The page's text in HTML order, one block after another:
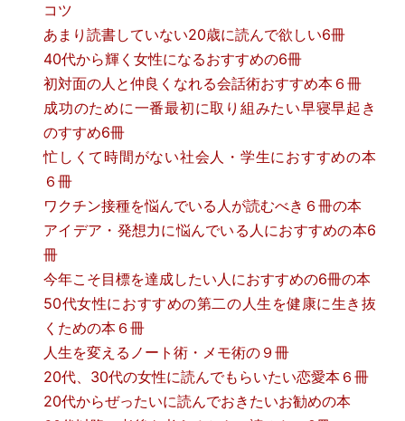
コツ
あまり読書していない20歳に読んで欲しい6冊
40代から輝く女性になるおすすめの6冊
初対面の人と仲良くなれる会話術おすすめ本６冊
成功のために一番最初に取り組みたい早寝早起き
のすすめ6冊
忙しくて時間がない社会人・学生におすすめの本
６冊
ワクチン接種を悩んでいる人が読むべき６冊の本
アイデア・発想力に悩んでいる人におすすめの本6
冊
今年こそ目標を達成したい人におすすめの6冊の本
50代女性におすすめの第二の人生を健康に生き抜
くための本６冊
人生を変えるノート術・メモ術の９冊
20代、30代の女性に読んでもらいたい恋愛本６冊
20代からぜったいに読んでおきたいお勧めの本